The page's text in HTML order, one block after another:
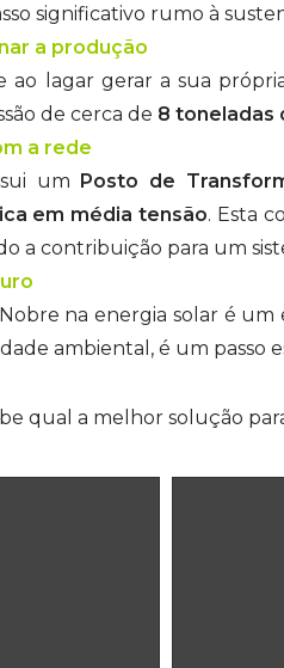
significativo rumo à
a produção
ao lagar gerar a sua
de cerca de 8 toneladas
a rede
um Posto de
em média tensão. Esta
a contribuição para um
na energia solar é
ambiental, é um passo
qual a melhor solução